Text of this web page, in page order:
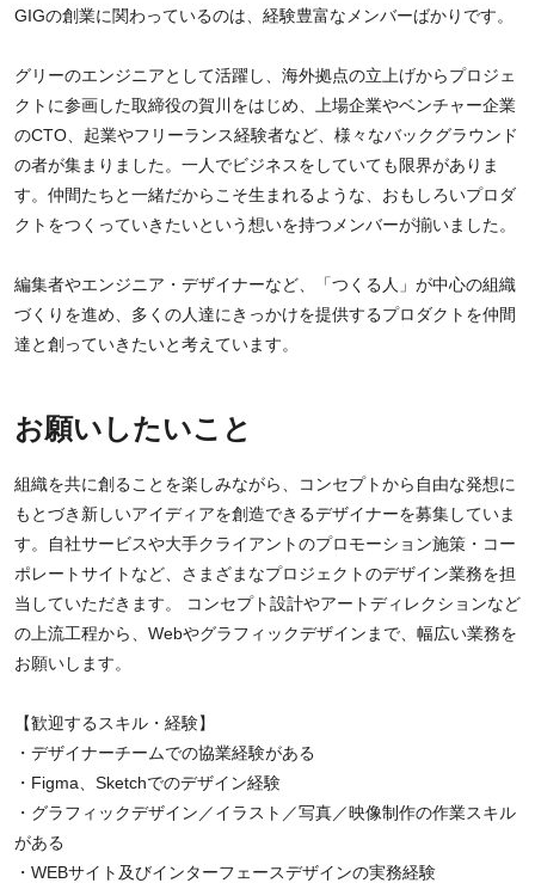
GIGの創業に関わっているのは、経験豊富なメンバーばかりです。
グリーのエンジニアとして活躍し、海外拠点の立上げからプロジェ
クトに参画した取締役の賀川をはじめ、上場企業やベンチャー企業
のCTO、起業やフリーランス経験者など、様々なバックグラウンド
の者が集まりました。一人でビジネスをしていても限界がありま
す。仲間たちと一緒だからこそ生まれるような、おもしろいプロダ
クトをつくっていきたいという想いを持つメンバーが揃いました。
編集者やエンジニア・デザイナーなど、「つくる人」が中心の組織
づくりを進め、多くの人達にきっかけを提供するプロダクトを仲間
達と創っていきたいと考えています。
お願いしたいこと
組織を共に創ることを楽しみながら、コンセプトから自由な発想に
もとづき新しいアイディアを創造できるデザイナーを募集していま
す。自社サービスや大手クライアントのプロモーション施策・コー
ポレートサイトなど、さまざまなプロジェクトのデザイン業務を担
当していただきます。 コンセプト設計やアートディレクションなど
の上流工程から、Webやグラフィックデザインまで、幅広い業務を
お願いします。
【歓迎するスキル・経験】
・デザイナーチームでの協業経験がある
・Figma、Sketchでのデザイン経験
・グラフィックデザイン／イラスト／写真／映像制作の作業スキル
がある
・WEBサイト及びインターフェースデザインの実務経験